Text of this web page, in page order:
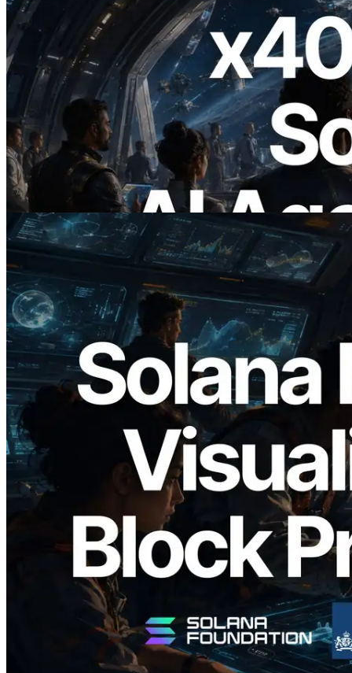
2026.07.04
ERPC запускает Solana RPC с
поддержкой x402 — Эпоха, в которой
AI-агенты платят за нужные API по
требованию
Читать статью
2026.05.24
Validators Solutions запускает Solana
Block Analyzer — визуализация
времени генерации блоков и
назначенных валидаторов на уровне
слотов
Читать статью